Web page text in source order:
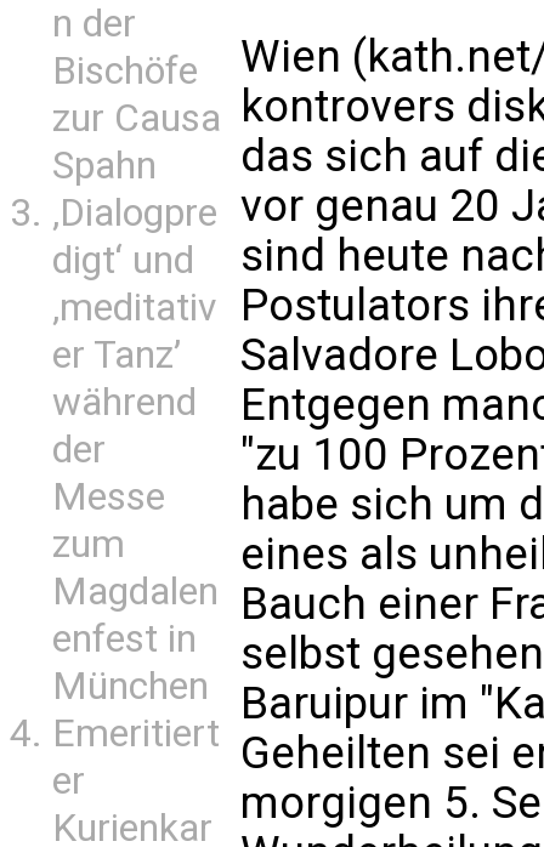
n der
Bischöfe
zur Causa
Spahn
‚Dialogpre
digt‘ und
‚meditativ
er Tanz’
während
der
Messe
zum
Magdalen
enfest in
München
Emeritiert
er
Kurienkar
Wien
kontrovers
das sich auf
vor genau 20
sind heute
Postulators
Salvadore
Entgegen
"zu 100
habe sich um
eines als
Bauch einer
selbst
Baruipur im
Geheilten sei
morgigen 5.